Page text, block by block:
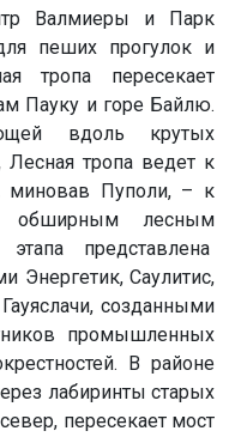
Валмиеры и Парк
пеших прогулок и
тропа пересекает
Пауку и горе Байлю.
вдоль крутых
тропа ведет к
миновав Пуполи, – к
обширным лесным
представлена
Энергетик, Саулитис,
созданными
промышленных
В районе
лабиринты старых
пересекает мост